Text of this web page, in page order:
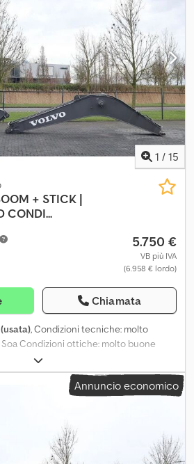
peso totale consentito 32.000 kg. PER
SENSAZIONE DEL MEZZO SONO
È SECONDARIO. Per ulteriori
Faller al numero indicato. SCAMBIO,
VOSTRO VEICOLO NONCHÉ
Tutte le informazioni sono senza
sul nostro sito web: La
non costituiscono garanzia e non
di vendita stipulato in concessionaria
è vincolante. Salvo errori e vendita
Usx Ad Sja
1 / 15
+ STICK |
CONDI...
5.750 €
VB più IVA
(6.958 € lordo)
Chiamata
, Condizioni tecniche: molto
Soa Condizioni ottiche: molto buone
Annuncio economico